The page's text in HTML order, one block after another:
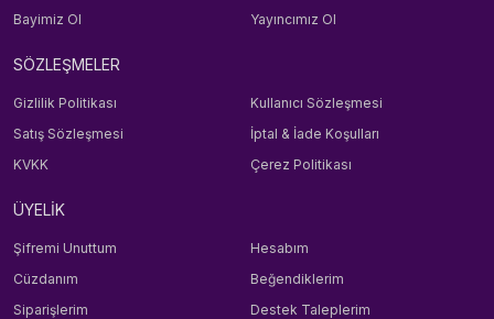
Bayimiz Ol
Yayıncımız Ol
SÖZLEŞMELER
Gizlilik Politikası
Kullanıcı Sözleşmesi
Satış Sözleşmesi
İptal & İade Koşulları
KVKK
Çerez Politikası
ÜYELİK
Şifremi Unuttum
Hesabım
Cüzdanım
Beğendiklerim
Siparişlerim
Destek Taleplerim